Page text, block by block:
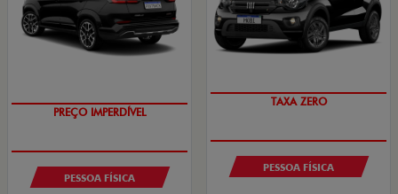
PESSOA FÍSICA
PESSOA FÍSICA